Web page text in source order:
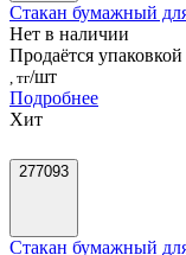
Стакан бумажный
Нет в наличии
Продаётся
, тг/шт
Подробнее
Хит
277093
Стакан бумажный